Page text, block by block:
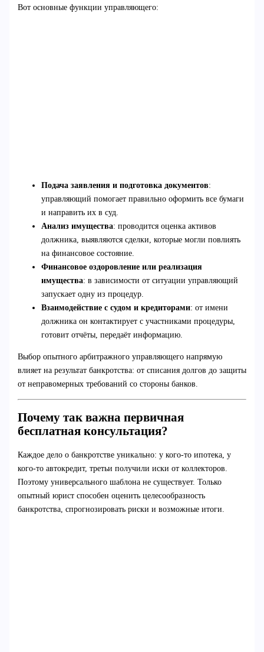
Вот основные функции управляющего:
Подача заявления и подготовка документов:
управляющий помогает правильно оформить все бумаги
и направить их в суд.
Анализ имущества: проводится оценка активов
должника, выявляются сделки, которые могли повлиять
на финансовое состояние.
Финансовое оздоровление или реализация
имущества: в зависимости от ситуации управляющий
запускает одну из процедур.
Взаимодействие с судом и кредиторами: от имени
должника он контактирует с участниками процедуры,
готовит отчёты, передаёт информацию.
Выбор опытного арбитражного управляющего напрямую
влияет на результат банкротства: от списания долгов до защиты
от неправомерных требований со стороны банков.
Почему так важна первичная
бесплатная консультация?
Каждое дело о банкротстве уникально: у кого-то ипотека, у
кого-то автокредит, третьи получили иски от коллекторов.
Поэтому универсального шаблона не существует. Только
опытный юрист способен оценить целесообразность
банкротства, спрогнозировать риски и возможные итоги.